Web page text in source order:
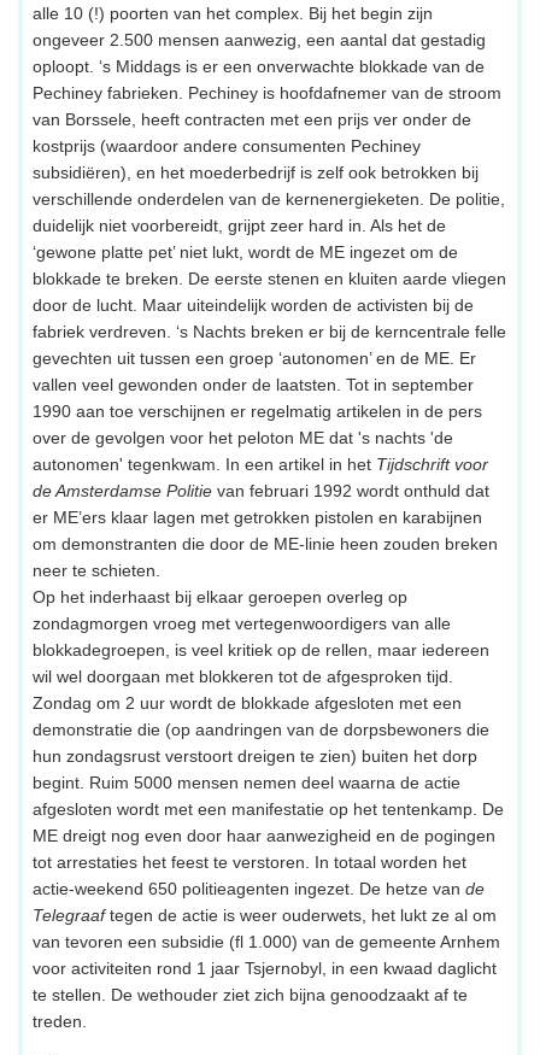
alle 10 (!) poorten van het complex. Bij het begin zijn
ongeveer 2.500 mensen aanwezig, een aantal dat gestadig
oploopt. ‘s Middags is er een onverwachte blokkade van de
Pechiney fabrieken. Pechiney is hoofdafnemer van de stroom
van Borssele, heeft contracten met een prijs ver onder de
kostprijs (waardoor andere consumenten Pechiney
subsidiëren), en het moederbedrijf is zelf ook betrokken bij
verschillende onderdelen van de kernenergieketen. De politie,
duidelijk niet voorbereidt, grijpt zeer hard in. Als het de
‘gewone platte pet’ niet lukt, wordt de ME ingezet om de
blokkade te breken. De eerste stenen en kluiten aarde vliegen
door de lucht. Maar uiteindelijk worden de activisten bij de
fabriek verdreven. ‘s Nachts breken er bij de kerncentrale felle
gevechten uit tussen een groep ‘autonomen’ en de ME. Er
vallen veel gewonden onder de laatsten. Tot in september
1990 aan toe verschijnen er regelmatig artikelen in de pers
over de gevolgen voor het peloton ME dat 's nachts 'de
autonomen' tegenkwam. In een artikel in het Tijdschrift voor
de Amsterdamse Politie van februari 1992 wordt onthuld dat
er ME’ers klaar lagen met getrokken pistolen en karabijnen
om demonstranten die door de ME-linie heen zouden breken
neer te schieten.
Op het inderhaast bij elkaar geroepen overleg op
zondagmorgen vroeg met vertegenwoordigers van alle
blokkadegroepen, is veel kritiek op de rellen, maar iedereen
wil wel doorgaan met blokkeren tot de afgesproken tijd.
Zondag om 2 uur wordt de blokkade afgesloten met een
demonstratie die (op aandringen van de dorpsbewoners die
hun zondagsrust verstoort dreigen te zien) buiten het dorp
begint. Ruim 5000 mensen nemen deel waarna de actie
afgesloten wordt met een manifestatie op het tentenkamp. De
ME dreigt nog even door haar aanwezigheid en de pogingen
tot arrestaties het feest te verstoren. In totaal worden het
actie-weekend 650 politieagenten ingezet. De hetze van de
Telegraaftegen de actie is weer ouderwets, het lukt ze al om
van tevoren een subsidie (fl 1.000) van de gemeente Arnhem
voor activiteiten rond 1 jaar Tsjernobyl, in een kwaad daglicht
te stellen. De wethouder ziet zich bijna genoodzaakt af te
treden.